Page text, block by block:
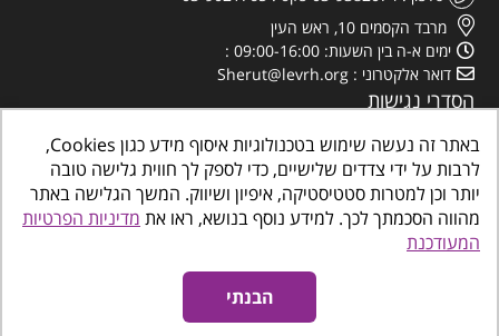
מרבד הקסמים 10, ראש העין
ימים א-ה בין השעות: 09:00-16:00
דואר אלקטרוני
Sherut@levrh.org
הסדרי נגישות
אינטרדיל בניית אתרים לעסקים נגישות אתרים
באתר זה נעשה שימוש בטכנולוגיות איסוף מידע כגון Cookies,
לרבות על ידי צדדים שלישיים, כדי לספק לך חווית גלישה טובה
יותר וכן למטרות סטטיסטיקה, איפיון ושיווק. המשך הגלישה באתר
מהווה הסכמתך לכך. למידע נוסף בנושא, ראו את מדיניות הפרטיות
המעודכנת
הבנתי